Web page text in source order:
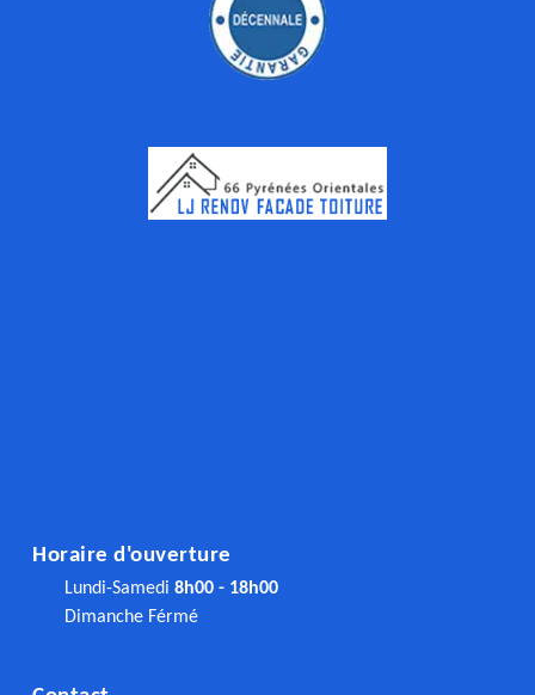
Horaire d'ouverture
Lundi-Samedi 8h00 - 18h00
Dimanche Férmé